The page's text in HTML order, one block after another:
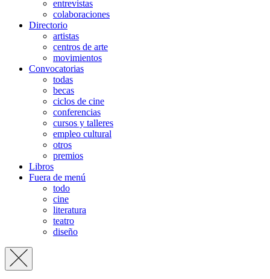
entrevistas
colaboraciones
Directorio
artistas
centros de arte
movimientos
Convocatorias
todas
becas
ciclos de cine
conferencias
cursos y talleres
empleo cultural
otros
premios
Libros
Fuera de menú
todo
cine
literatura
teatro
diseño